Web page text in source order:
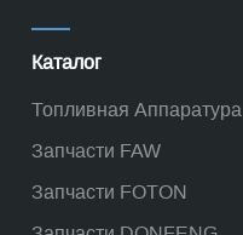
Каталог
Топливная Аппаратура
Запчасти FAW
Запчасти FOTON